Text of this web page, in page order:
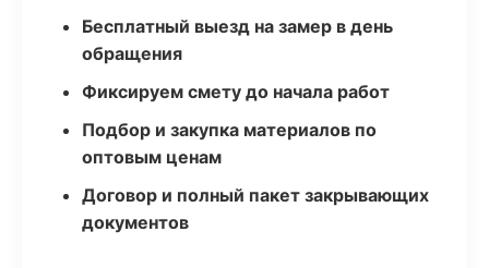
Бесплатный выезд на замер в день
обращения
Фиксируем смету до начала работ
Подбор и закупка материалов по
оптовым ценам
Договор и полный пакет закрывающих
документов